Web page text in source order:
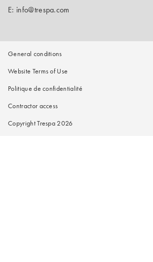
E: info@trespa.com
General conditions
Website Terms of Use
Politique de confidentialité
Contractor access
Copyright Trespa 2026